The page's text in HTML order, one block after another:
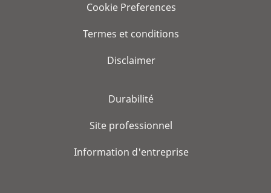
Cookie Preferences
Termes et conditions
Disclaimer
Durabilité
Site professionnel
Information d'entreprise